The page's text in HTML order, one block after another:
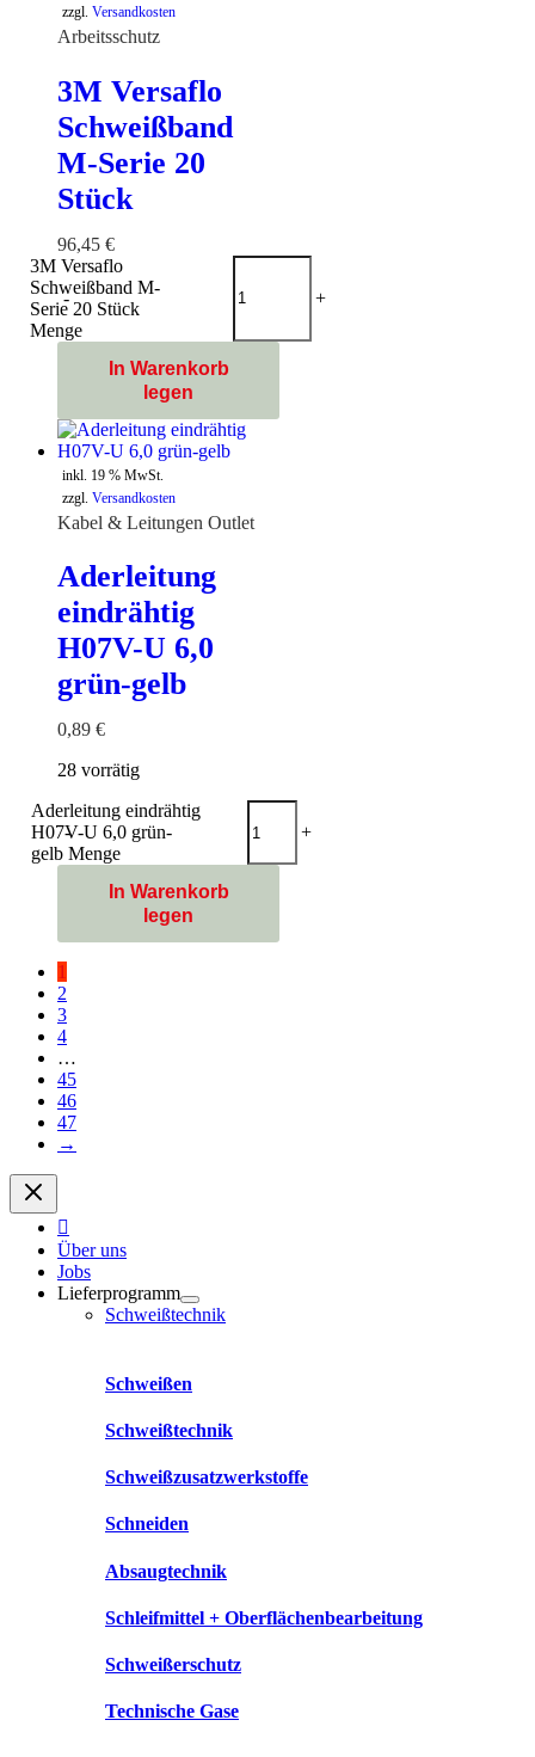
zzgl. Versandkosten
Arbeitsschutz
3M Versaflo
Schweißband
M-Serie 20
Stück
96,45 €
-
3M Versaflo
Schweißband M-
Serie 20 Stück
Menge
+
In Warenkorb
legen
inkl. 19 % MwSt.
zzgl. Versandkosten
Kabel & Leitungen Outlet
Aderleitung
eindrähtig
H07V-U 6,0
grün-gelb
0,89 €
28 vorrätig
-
Aderleitung eindrähtig
H07V-U 6,0 grün-
gelb Menge
+
In Warenkorb
legen
1
2
3
4
…
45
46
47
→
Über uns
Jobs
Lieferprogramm
Schweißtechnik
Schweißen
Schweißtechnik
Schweißzusatzwerkstoffe
Schneiden
Absaugtechnik
Schleifmittel + Oberflächenbearbeitung
Schweißerschutz
Technische Gase